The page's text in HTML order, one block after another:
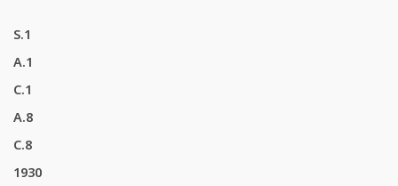
S.1
A.1
C.1
A.8
C.8
1930